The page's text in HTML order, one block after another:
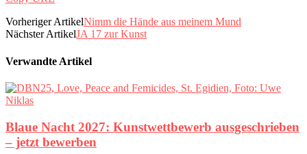
Vorheriger ArtikelNimm die Hände aus meinem Mund
Nächster ArtikelJA 17 zur Kunst
Verwandte Artikel
Blaue Nacht 2027: Kunstwettbewerb ausgeschrieben
– jetzt bewerben